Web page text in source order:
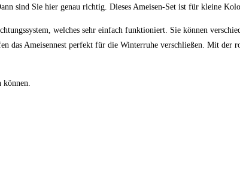
sind Sie hier genau richtig. Dieses Ameisen-Set ist für kleine
welches sehr einfach funktioniert. Sie können
das Ameisennest perfekt für die Winterruhe verschließen. Mit der
können.